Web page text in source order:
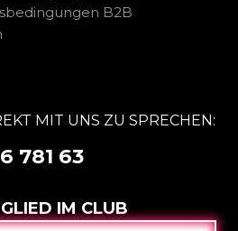
B2B
MIT UNS ZU SPRECHEN:
781 63
IM CLUB